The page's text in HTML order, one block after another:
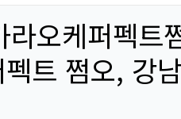
오케퍼펙트
트 쩜오, 강